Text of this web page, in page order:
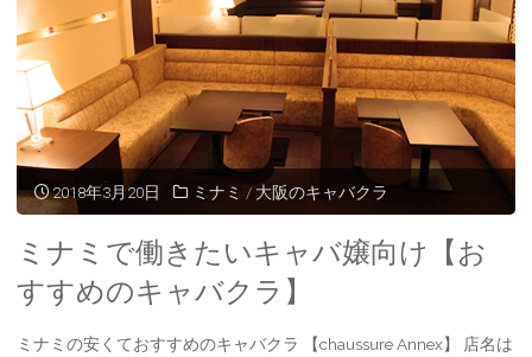
2018年3月20日 ミナミ / 大阪のキャバクラ
ミナミで働きたいキャバ嬢向け【お
すすめのキャバクラ】
ミナミの安くておすすめのキャバクラ 【chaussure Annex】 店名は